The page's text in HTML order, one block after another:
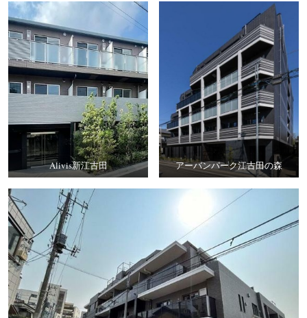
Alivis新江古田 アーバンパーク江古田の森